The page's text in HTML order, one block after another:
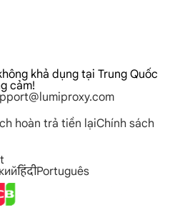
khả dụng tại Trung Quốc
cảm!
hoàn trả tiền lạiChính sách
हिंदीPortuguês